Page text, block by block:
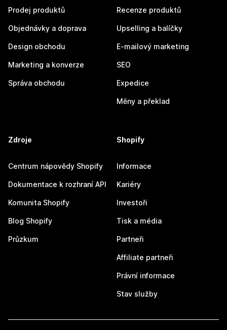
Prodej produktů
Objednávky a doprava
Design obchodu
Marketing a konverze
Správa obchodu
Recenze produktů
Upselling a balíčky
E-mailový marketing
SEO
Expedice
Měny a překlad
Zdroje
Centrum nápovědy Shopify
Dokumentace k rozhraní API
Komunita Shopify
Blog Shopify
Průzkum
Shopify
Informace
Kariéry
Investoři
Tisk a média
Partneři
Affiliate partneři
Právní informace
Stav služby